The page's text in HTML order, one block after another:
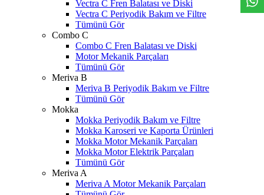
Vectra C Fren Balatası ve Diski
Vectra C Periyodik Bakım ve Filtre
Tümünü Gör
Combo C
Combo C Fren Balatası ve Diski
Motor Mekanik Parçaları
Tümünü Gör
Meriva B
Meriva B Periyodik Bakım ve Filtre
Tümünü Gör
Mokka
Mokka Periyodik Bakım ve Filtre
Mokka Karoseri ve Kaporta Ürünleri
Mokka Motor Mekanik Parçaları
Mokka Motor Elektrik Parçaları
Tümünü Gör
Meriva A
Meriva A Motor Mekanik Parçaları